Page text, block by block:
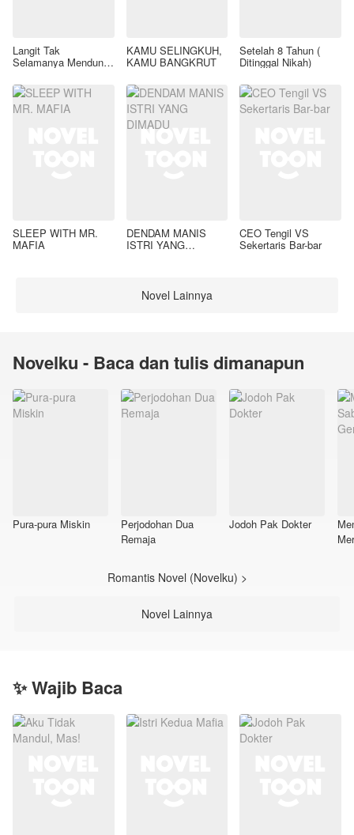
Langit Tak
Selamanya Mendung,
KAMU SELINGKUH,
KAMU BANGKRUT
Setelah 8 Tahun (
Ditinggal Nikah)
SLEEP WITH MR.
MAFIA
DENDAM MANIS
ISTRI YANG
CEO Tengil VS
Sekertaris Bar-bar
Novel Lainnya
Novelku - Baca dan tulis dimanapun
Pura-pura Miskin
Perjodohan Dua
Remaja
Jodoh Pak Dokter
Romantis Novel (Novelku) >
Novel Lainnya
✨ Wajib Baca